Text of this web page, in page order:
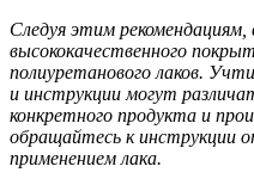
Следуя этим
высококачественного
полиуретанового лаков.
и инструкции могут
конкретного продукта и
обращайтесь к инструкции
применением лака.